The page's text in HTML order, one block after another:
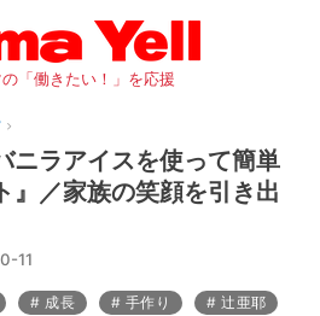
「働きたい！」を応援
ラアイスを使って簡単
』／家族の笑顔を引き出
11
成長 手作り 辻亜耶